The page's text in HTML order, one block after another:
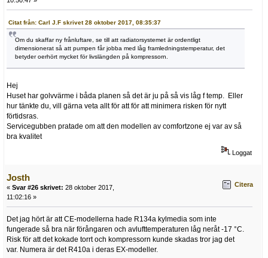
Citat från: Carl J.F skrivet 28 oktober 2017, 08:35:37
Om du skaffar ny frånluftare, se till att radiatorsystemet är ordentligt
dimensionerat så att pumpen får jobba med låg framledningstemperatur, det
betyder oerhört mycket för livslängden på kompressorn.
Hej
Huset har golvvärme i båda planen så det är ju på så vis låg f temp. Eller
hur tänkte du, vill gärna veta allt för att för att minimera risken för nytt
förtidsras.
Servicegubben pratade om att den modellen av comfortzone ej var av så
bra kvalitet
Loggat
Josth
« Svar #26 skrivet: 28 oktober 2017,
11:02:16 »
Citera
Det jag hört är att CE-modellerna hade R134a kylmedia som inte
fungerade så bra när förångaren och avlufttemperaturen låg neråt -17 °C.
Risk för att det kokade torrt och kompressorn kunde skadas tror jag det
var. Numera är det R410a i deras EX-modeller.